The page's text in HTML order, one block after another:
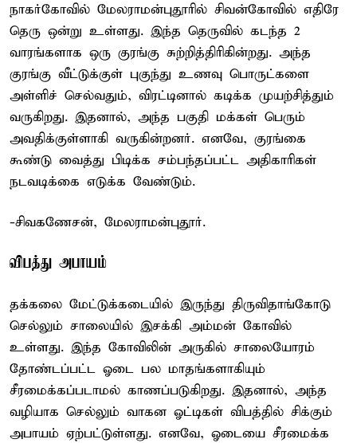
நாகர்கோவில் மேலராமன்புதூரில் சிவன்கோவில் எதிரே
தெரு ஒன்று உள்ளது. இந்த தெருவில் கடந்த 2
வாரங்களாக ஒரு குரங்கு சுற்றித்திரிகின்றது. அந்த
குரங்கு வீட்டுக்குள் புகுந்து உணவு பொருட்களை
அள்ளிச் செல்வதும், விரட்டினால் கடிக்க முயற்சித்தும்
வருகிறது. இதனால், அந்த பகுதி மக்கள் பெரும்
அவதிக்குள்ளாகி வருகின்றனர். எனவே, குரங்கை
கூண்டு வைத்து பிடிக்க சம்பந்தப்பட்ட அதிகாரிகள்
நடவடிக்கை எடுக்க வேண்டும்.
-சிவகணேசன், மேலராமன்புதூர்.
விபத்து அபாயம்
தக்கலை மேட்டுக்கடையில் இருந்து திருவிதாங்கோடு
செல்லும் சாலையில் இசக்கி அம்மன் கோவில்
உள்ளது. இந்த கோவிலின் அருகில் சாலையோரம்
தோண்டப்பட்ட ஓடை பல மாதங்களாகியும்
சீரமைக்கப்படாமல் காணப்படுகிறது. இதனால், அந்த
வழியாக செல்லும் வாகன ஓட்டிகள் விபத்தில் சிக்கும்
அபாயம் ஏற்பட்டுள்ளது. எனவே, ஓடையை சீரமைக்க